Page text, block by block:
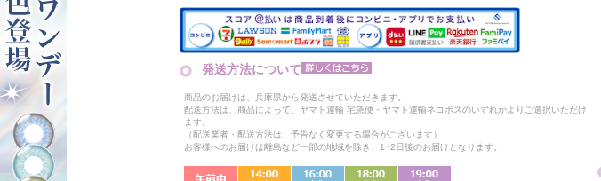
発送方法について
商品のお届けは、兵庫県から発送させていただきます。
配送方法は、商品によって、ヤマト運輸 宅急便・ヤマト運輸ネコポスのいずれかよりご選択いただけ
ます。
（配送業者・配送方法は、予告なく変更する場合がございます）
お客様へのお届けは離島など一部の地域を除き、1~2日後のお届けとなります。